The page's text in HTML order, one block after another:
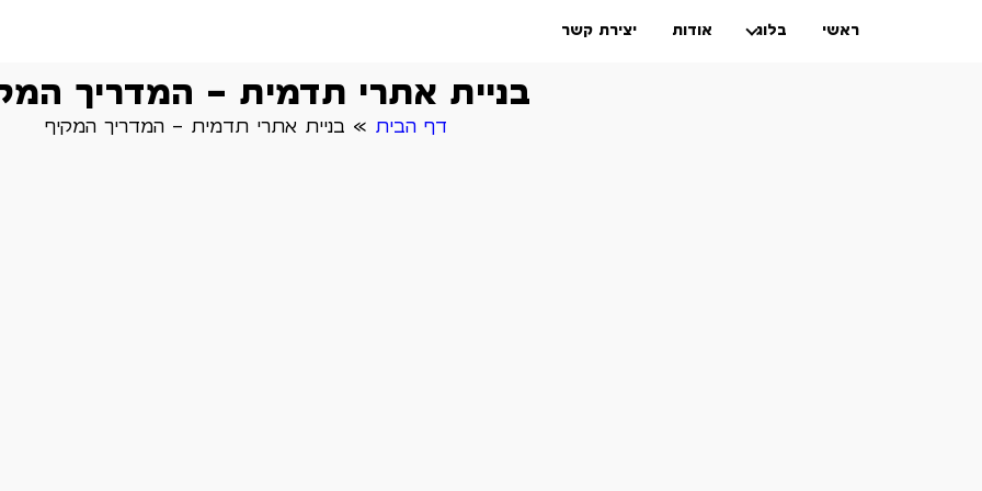
ראשי בלוג אודות יצירת קשר
בניית אתרי תדמית – המדריך
דף הבית » בניית אתרי תדמית – המדריך המקיף